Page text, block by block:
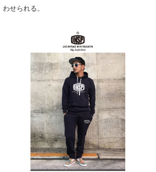
わせられる。